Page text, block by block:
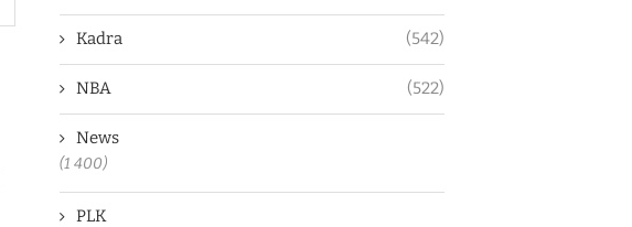
Kadra (542)
NBA (522)
News
(1 400)
PLK